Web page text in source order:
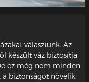
választunk. Az
készült váz biztosítja
ez még nem minden
a biztonságot növelik,